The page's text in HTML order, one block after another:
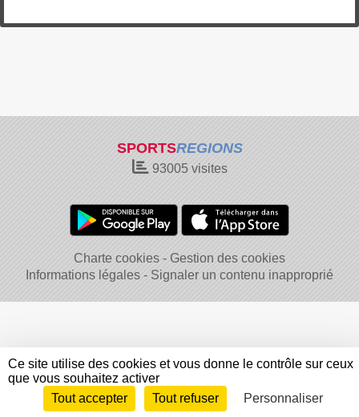
SPORTSREGIONS
93005visites
Charte cookies
Gestion des cookies
Informations légales
Signaler un contenu inapproprié
Envie de participer ? Connexion
Ce site utilise des cookies et vous donne le contrôle sur ceux
que vous souhaitez activer
Tout accepter
Tout refuser Personnaliser